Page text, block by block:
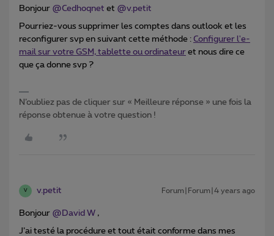
Bonjour @Cedhoqnet et @v.petit
Pourriez-vous supprimer les comptes dans outlook et les
reconfigurer svp en suivant cette méthode : Configurer l'e-
mail sur votre GSM, tablette ou ordinateur et nous dire ce
que ça donne svp ?
N’oubliez pas de cliquer sur « Meilleure réponse » une fois la
réponse obtenue à votre question !
V v.petit Forum|Forum|4 years ago
Bonjour @David W ,
J’ai testé la procédure et tout était conforme dans mes